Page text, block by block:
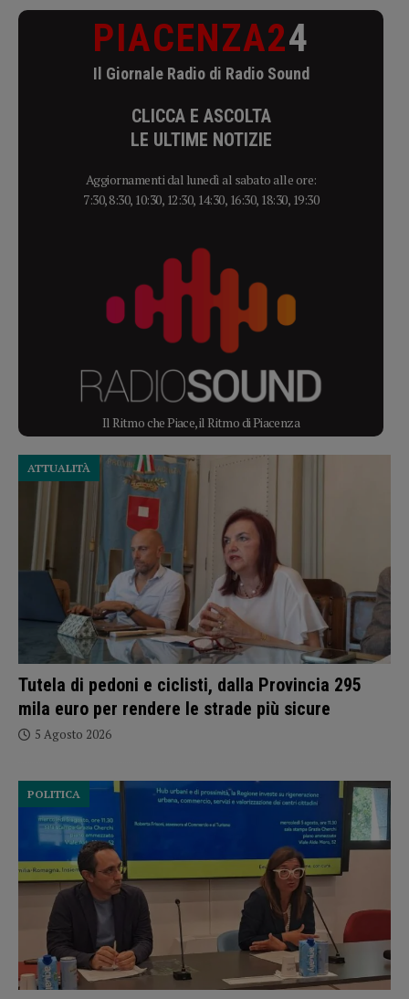
PIACENZA24
Il Giornale Radio di Radio Sound
CLICCA E ASCOLTA
LE ULTIME NOTIZIE
Aggiornamenti dal lunedì al sabato alle ore:
7:30, 8:30, 10:30, 12:30, 14:30, 16:30, 18:30, 19:30
Il Ritmo che Piace, il Ritmo di Piacenza
Tutela di pedoni e ciclisti, dalla Provincia 295
mila euro per rendere le strade più sicure
ATTUALITÀ
5 Agosto 2026
POLITICA